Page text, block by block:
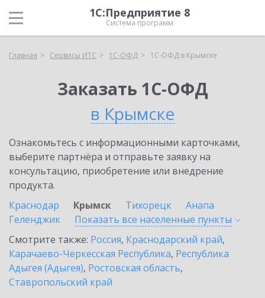
1С:Предприятие 8
Система программ
Главная Сервисы ИТС 1С-ОФД 1С-ОФД в Крымске
Заказать 1С-ОФД
в Крымске
Ознакомьтесь с информационными карточками,
выберите партнёра и отправьте заявку на
консультацию, приобретение или внедрение
продукта.
Краснодар
Крымск Тихорецк
Анапа
Геленджик
Показать все населенные пункты
Смотрите также: Россия, Краснодарский край,
Карачаево-Черкесская Республика, Республика
Адыгея (Адыгея), Ростовская область,
Ставропольский край